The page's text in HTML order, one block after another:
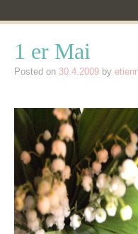
1 er Mai
Posted on 30.4.2009 by